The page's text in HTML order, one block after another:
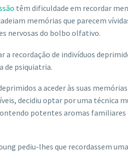
têm dificuldade em recordar
memórias que parecem
nervosas do bolbo olfativo.
a recordação de indivíduos
de psiquiatria.
a aceder às suas
decidiu optar por uma técnica
potentes aromas familiares
pediu-lhes que recordassem